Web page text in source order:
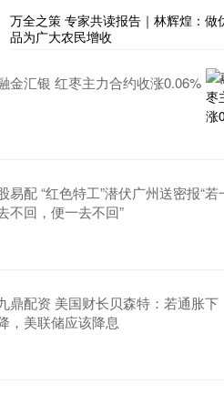
万全之策 专家共读报告｜林辉煌：做
品为广大农民增收
金汇银 红枣主力合约收涨0.06%
易配 “红色特工”潜伏广州送密报“若
不回，便一去不回”
鼎配资 美国财长贝森特：若通胀下
，美联储应该降息